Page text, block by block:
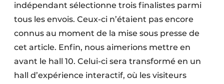
indépendant sélectionne trois finalistes parmi
tous les envois. Ceux-ci n’étaient pas encore
connus au moment de la mise sous presse de
cet article. Enfin, nous aimerions mettre en
avant le hall 10. Celui-ci sera transformé en un
hall d’expérience interactif, où les visiteurs